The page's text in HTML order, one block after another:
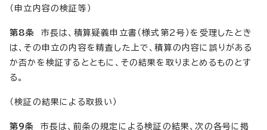
（申立内容の検証等）
第8条
市長は、積算疑義申立書（様式第2号）を受理したとき
は、その申立の内容を精査した上で、積算の内容に誤りがある
か否かを検証するとともに、その結果を取りまとめるものとす
る。
（検証の結果による取扱い）
第9条
市長は、前条の規定による検証の結果、次の各号に掲